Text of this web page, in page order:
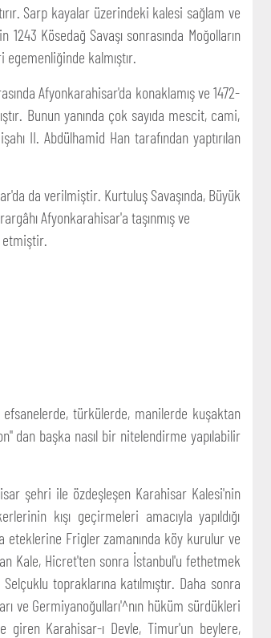
Sarp kayalar üzerindeki kalesi sağlam ve
Kösedağ Savaşı sonrasında Moğolların
kalmıştır.
Afyonkarahisar'da konaklamış ve 1472-
Bunun yanında çok sayıda mescit, cami,
II. Abdülhamid Han tarafından yaptırılan
da verilmiştir. Kurtuluş Savaşında, Büyük
Afyonkarahisar'a taşınmış ve
etmiştir.
türkülerde, manilerde kuşaktan
dan başka nasıl bir nitelendirme yapılabilir
şehri ile özdeşleşen Karahisar Kalesi'nin
kışı geçirmeleri amacıyla yapıldığı
eteklerine Frigler zamanında köy kurulur ve
Kale, Hicret'ten sonra İstanbul'u fethetmek
topraklarına katılmıştır. Daha sonra
ve Germiyanoğulları'^nın hüküm sürdükleri
giren Karahisar-ı Devle, Timur'un beylere,